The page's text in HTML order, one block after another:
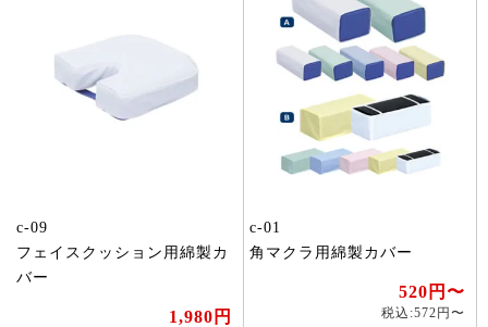
c-09
フェイスクッション用綿製カ
バー
1,980円
c-01
角マクラ用綿製カバー
520円〜
税込:572円〜